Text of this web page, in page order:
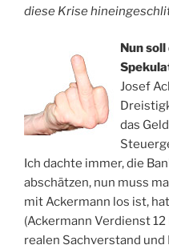
diese Krise
Nun
Josef
das
Ich dachte immer, die
abschätzen, nun muss
mit Ackermann los ist,
(Ackermann Verdienst
realen Sachverstand